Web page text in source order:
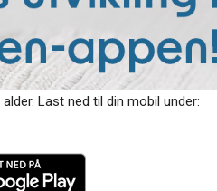
Last ned til din mobil under: